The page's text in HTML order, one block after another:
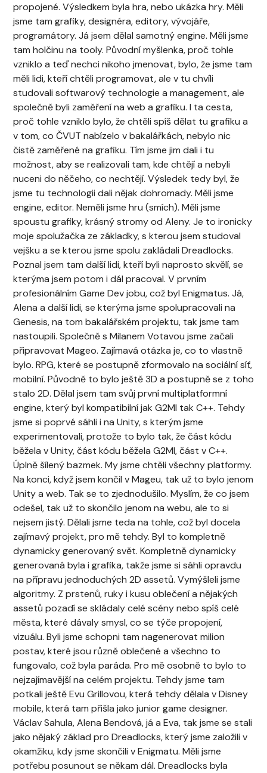
propojené. Výsledkem byla hra, nebo ukázka hry. Měli
jsme tam grafiky, designéra, editory, vývojáře,
programátory. Já jsem dělal samotný engine. Měli jsme
tam holčinu na tooly. Původní myšlenka, proč tohle
vzniklo a teď nechci nikoho jmenovat, bylo, že jsme tam
měli lidi, kteří chtěli programovat, ale v tu chvíli
studovali softwarový technologie a management, ale
společně byli zaměření na web a grafiku. I ta cesta,
proč tohle vzniklo bylo, že chtěli spíš dělat tu grafiku a
v tom, co ČVUT nabízelo v bakalářkách, nebylo nic
čistě zaměřené na grafiku. Tím jsme jim dali i tu
možnost, aby se realizovali tam, kde chtějí a nebyli
nuceni do něčeho, co nechtějí. Výsledek tedy byl, že
jsme tu technologii dali nějak dohromady. Měli jsme
engine, editor. Neměli jsme hru (smích). Měli jsme
spoustu grafiky, krásný stromy od Aleny. Je to ironicky
moje spolužačka ze základky, s kterou jsem studoval
vejšku a se kterou jsme spolu zakládali Dreadlocks.
Poznal jsem tam další lidi, kteří byli naprosto skvělí, se
kterýma jsem potom i dál pracoval. V prvním
profesionálním Game Dev jobu, což byl Enigmatus. Já,
Alena a další lidi, se kterýma jsme spolupracovali na
Genesis, na tom bakalářském projektu, tak jsme tam
nastoupili. Společně s Milanem Votavou jsme začali
připravovat Mageo. Zajímavá otázka je, co to vlastně
bylo. RPG, které se postupně zformovalo na sociální síť,
mobilní. Původně to bylo ještě 3D a postupně se z toho
stalo 2D. Dělal jsem tam svůj první multiplatformní
engine, který byl kompatibilní jak G2MI tak C++. Tehdy
jsme si poprvé sáhli i na Unity, s kterým jsme
experimentovali, protože to bylo tak, že část kódu
běžela v Unity, část kódu běžela G2MI, část v C++.
Úplně šílený bazmek. My jsme chtěli všechny platformy.
Na konci, když jsem končil v Mageu, tak už to bylo jenom
Unity a web. Tak se to zjednodušilo. Myslím, že co jsem
odešel, tak už to skončilo jenom na webu, ale to si
nejsem jistý. Dělali jsme teda na tohle, což byl docela
zajímavý projekt, pro mě tehdy. Byl to kompletně
dynamicky generovaný svět. Kompletně dynamicky
generovaná byla i grafika, takže jsme si sáhli opravdu
na přípravu jednoduchých 2D assetů. Vymýšleli jsme
algoritmy. Z prstenů, ruky i kusu oblečení a nějakých
assetů pozadí se skládaly celé scény nebo spíš celé
města, které dávaly smysl, co se týče propojení,
vizuálu. Byli jsme schopni tam nagenerovat milion
postav, které jsou různě oblečené a všechno to
fungovalo, což byla paráda. Pro mě osobně to bylo to
nejzajímavější na celém projektu. Tehdy jsme tam
potkali ještě Evu Grillovou, která tehdy dělala v Disney
mobile, která tam přišla jako junior game designer.
Václav Sahula, Alena Bendová, já a Eva, tak jsme se stali
jako nějaký základ pro Dreadlocks, který jsme založili v
okamžiku, kdy jsme skončili v Enigmatu. Měli jsme
potřebu posunout se někam dál. Dreadlocks byla